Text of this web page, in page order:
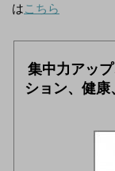
はこちら
集中力アッ
ション、健康